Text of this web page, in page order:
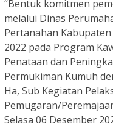
“Bentuk komitmen
melalui Dinas
Pertanahan
2022 pada Program
Penataan dan
Permukiman Kumuh
Ha, Sub Kegiatan
Pemugaran/
Selasa 06 Desember